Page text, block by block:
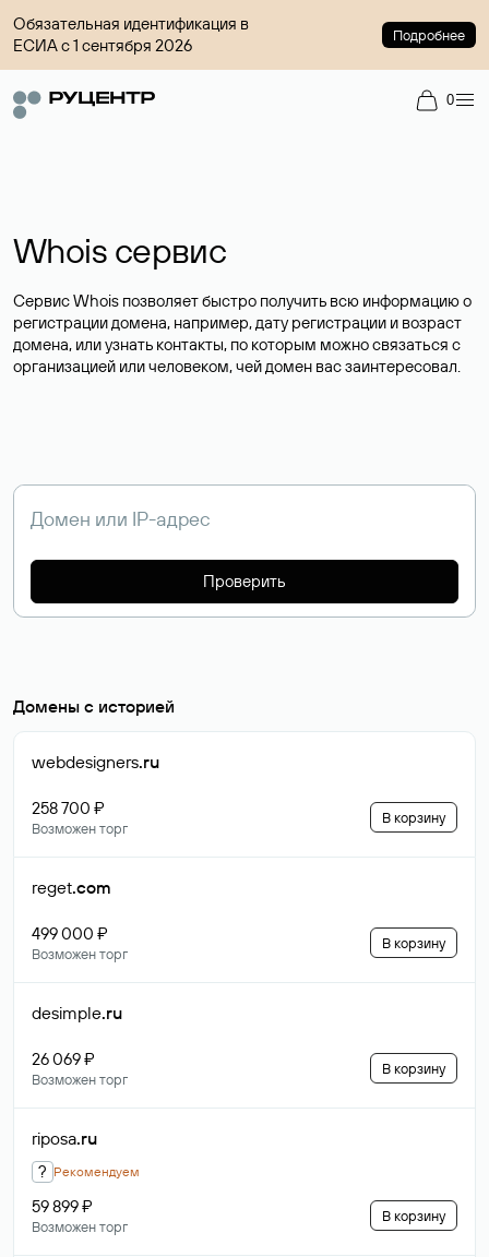
Обязательная идентификация в
ЕСИА с 1 сентября 2026
Подробнее
0
Whois сервис
Сервис Whois позволяет быстро получить всю информацию о
регистрации домена, например, дату регистрации и возраст
домена, или узнать контакты, по которым можно связаться с
организацией или человеком, чей домен вас заинтересовал.
Проверить
Домены с историей
webdesigners.ru
258 700 ₽
Возможен торг
В корзину
reget.com
499 000 ₽
Возможен торг
В корзину
desimple.ru
26 069 ₽
Возможен торг
В корзину
riposa.ru
? Рекомендуем
59 899 ₽
Возможен торг
В корзину